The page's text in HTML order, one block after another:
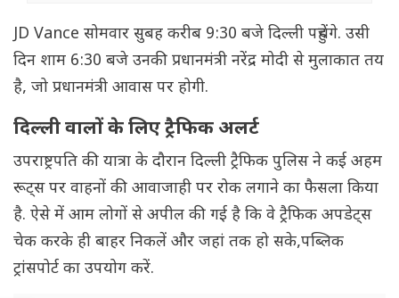
JD Vance सोमवार सुबह करीब 9:30 बजे दिल्ली पहुंचेंगे. उसी
दिन शाम 6:30 बजे उनकी प्रधानमंत्री नरेंद्र मोदी से मुलाकात तय
है, जो प्रधानमंत्री आवास पर होगी.
दिल्ली वालों के लिए ट्रैफिक अलर्ट
उपराष्ट्रपति की यात्रा के दौरान दिल्ली ट्रैफिक पुलिस ने कई अहम
रूट्स पर वाहनों की आवाजाही पर रोक लगाने का फैसला किया
है. ऐसे में आम लोगों से अपील की गई है कि वे ट्रैफिक अपडेट्स
चेक करके ही बाहर निकलें और जहां तक हो सके,पब्लिक
ट्रांसपोर्ट का उपयोग करें.